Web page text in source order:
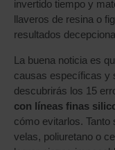
invertido tiempo y
llaveros de resina o
resultados
La buena noticia es
causas específicas y
descubrirás los 15
con líneas finas
cómo evitarlos. Tanto
velas, poliuretano o